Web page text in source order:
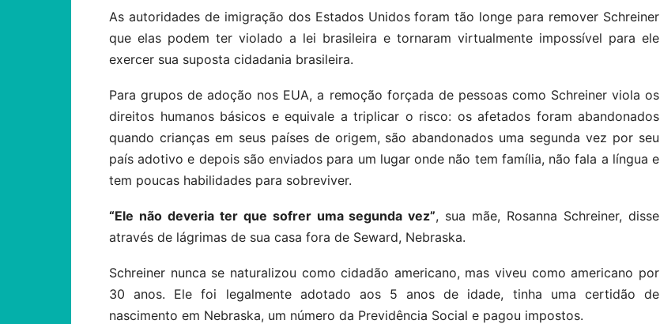
As autoridades de imigração dos Estados Unidos foram tão longe para remover Schreiner
que elas podem ter violado a lei brasileira e tornaram virtualmente impossível para ele
exercer sua suposta cidadania brasileira.
Para grupos de adoção nos EUA, a remoção forçada de pessoas como Schreiner viola os
direitos humanos básicos e equivale a triplicar o risco: os afetados foram abandonados
quando crianças em seus países de origem, são abandonados uma segunda vez por seu
país adotivo e depois são enviados para um lugar onde não tem família, não fala a língua e
tem poucas habilidades para sobreviver.
“Ele não deveria ter que sofrer uma segunda vez”, sua mãe, Rosanna Schreiner, disse
através de lágrimas de sua casa fora de Seward, Nebraska.
Schreiner nunca se naturalizou como cidadão americano, mas viveu como americano por
30 anos.
Ele foi legalmente adotado aos 5 anos de idade, tinha uma certidão de
nascimento em Nebraska, um número da Previdência Social e pagou impostos.